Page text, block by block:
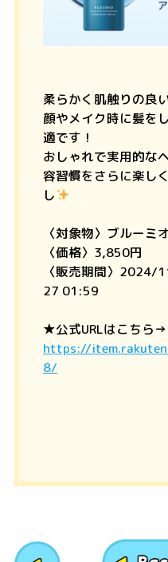
柔らかく肌触りの良
顔やメイク時に髪を
適です！
おしゃれで実用的な
容習慣をさらに楽し
し
〈対象物〉ブルーミ
〈価格〉3,850円
〈販売期間〉
27 01:59
★公式URLはこちら→
https://
8/